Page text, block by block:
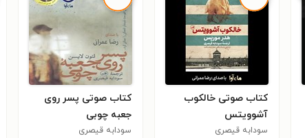
کتاب صوتی خالکوب
آشوویتس
سودابه قیصری
کتاب صوتی پسر روی
جعبه چوبی
سودابه قیصری